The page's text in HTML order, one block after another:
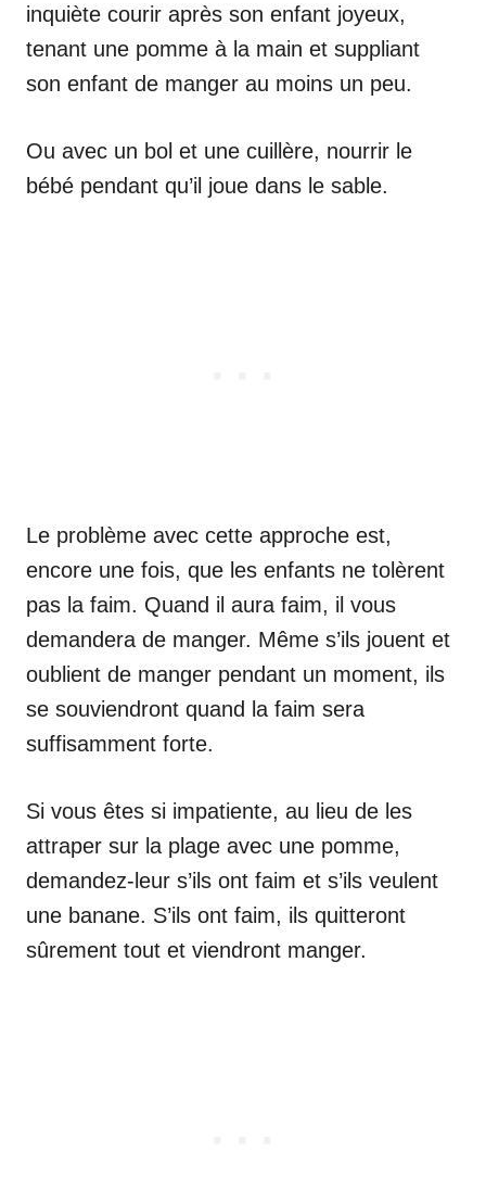
inquiète courir après son enfant joyeux,
tenant une pomme à la main et suppliant
son enfant de manger au moins un peu.
Ou avec un bol et une cuillère, nourrir le
bébé pendant qu’il joue dans le sable.
Le problème avec cette approche est,
encore une fois, que les enfants ne tolèrent
pas la faim. Quand il aura faim, il vous
demandera de manger. Même s’ils jouent et
oublient de manger pendant un moment, ils
se souviendront quand la faim sera
suffisamment forte.
Si vous êtes si impatiente, au lieu de les
attraper sur la plage avec une pomme,
demandez-leur s’ils ont faim et s’ils veulent
une banane. S’ils ont faim, ils quitteront
sûrement tout et viendront manger.